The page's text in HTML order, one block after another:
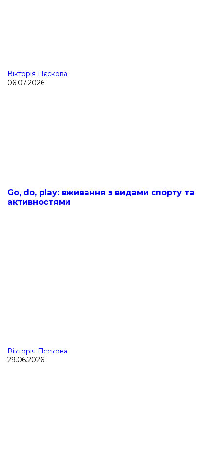
Вікторія Пєскова
06.07.2026
Go, do, play: вживання з видами спорту та
активностями
Вікторія Пєскова
29.06.2026